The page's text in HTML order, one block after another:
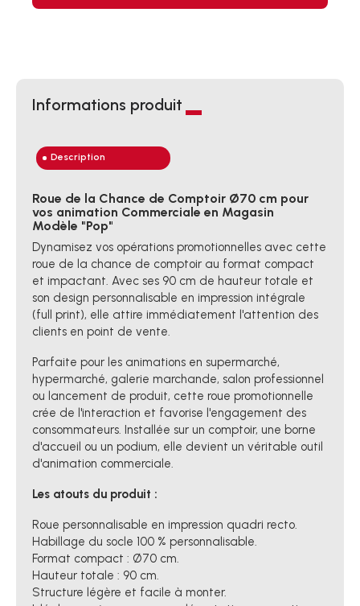
Informations produit
Description
Roue de la Chance de Comptoir Ø70 cm pour
vos animation Commerciale en Magasin
Modèle "Pop"
Dynamisez vos opérations promotionnelles avec cette
roue de la chance de comptoir au format compact
et impactant. Avec ses 90 cm de hauteur totale et
son design personnalisable en impression intégrale
(full print), elle attire immédiatement l'attention des
clients en point de vente.
Parfaite pour les animations en supermarché,
hypermarché, galerie marchande, salon professionnel
ou lancement de produit, cette roue promotionnelle
crée de l'interaction et favorise l'engagement des
consommateurs. Installée sur un comptoir, une borne
d'accueil ou un podium, elle devient un véritable outil
d'animation commerciale.
Les atouts du produit :
Roue personnalisable en impression quadri recto.
Habillage du socle 100 % personnalisable.
Format compact : Ø70 cm.
Hauteur totale : 90 cm.
Structure légère et facile à monter.